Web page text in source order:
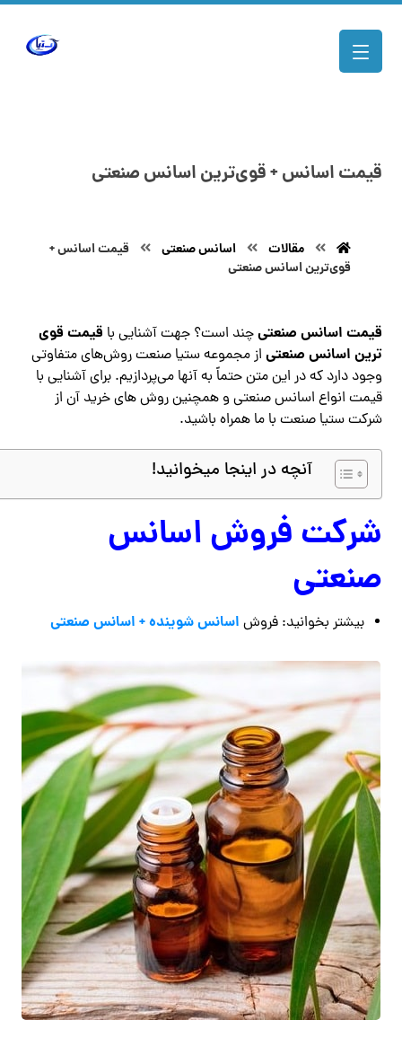
قیمت اسانس + قوی‌ترین اسانس صنعتی
مقالات اسانس صنعتی
قیمت اسانس +
قوی‌ترین اسانس صنعتی
قیمت اسانس صنعتیچند است؟ جهت آشنایی با قیمت قوی‌
ترین اسانس صنعتی از مجموعه ستیا صنعت روش‌های متفاوتی
وجود دارد که در این متن حتماً به آنها می‌پردازیم. برای آشنایی با
قیمت انواع اسانس صنعتی و همچنین روش ‌های خرید آن از
شرکت ستیا صنعت با ما همراه باشید.
آنچه در اینجا میخوانید!
شرکت فروش اسانس
صنعتی
بیشتر بخوانید: فروش اسانس شوینده + اسانس صنعتی